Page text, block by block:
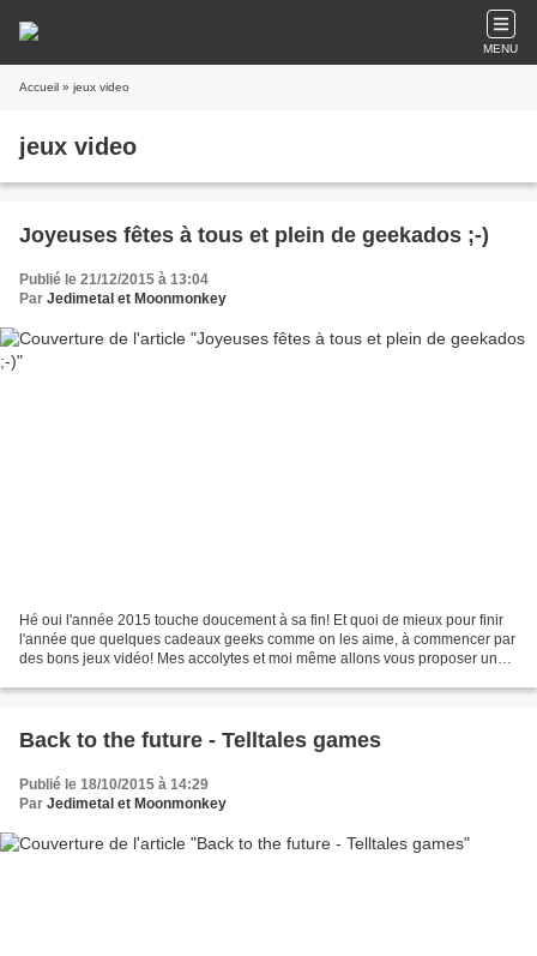
MENU
Accueil » jeux video
jeux video
Joyeuses fêtes à tous et plein de geekados ;-)
Publié le 21/12/2015 à 13:04
Par Jedimetal et Moonmonkey
Hé oui l'année 2015 touche doucement à sa fin! Et quoi de mieux pour finir
l'année que quelques cadeaux geeks comme on les aime, à commencer par
des bons jeux vidéo! Mes accolytes et moi même allons vous proposer une
Back to the future - Telltales games
Publié le 18/10/2015 à 14:29
Par Jedimetal et Moonmonkey